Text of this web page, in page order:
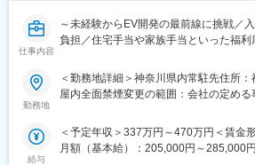
あります。
各プロジェクトには担当の営業が着任し
社内にはキャリアアドバイザーも常駐
リアや現職に関する相談も気軽に利用頂
当社では入社後も技術者の方々のスキ
あたって、アカデミー制度を導入してい
仕事内容
～未経験からEV開発の最前線に挑戦／
負担／住宅手当や家族手当といった福利
■業務内容：
電気自動車（EV）の心臓部である「EV
す。
＜具体的な業務内容＞
勤務地
＜勤務地詳細＞神奈川県内常駐先住所：
屋内全面禁煙変更の範囲：会社の定める
給与
＜予定年収＞337万円～470万円＜賃金
月額（基本給）：205,000円～285,000